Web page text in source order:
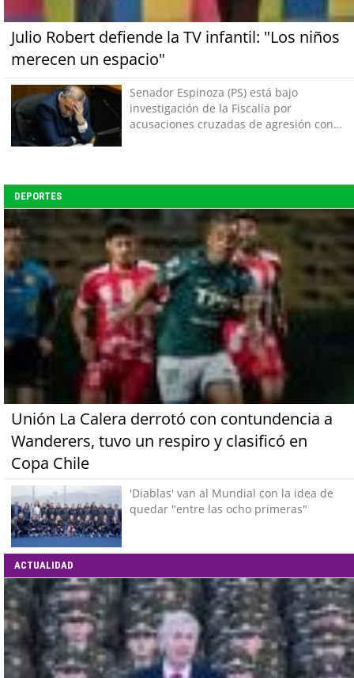
Julio Robert defiende la TV infantil: "Los niños
merecen un espacio"
Senador Espinoza (PS) está bajo
investigación de la Fiscalía por
acusaciones cruzadas de agresión con
DEPORTES
Unión La Calera derrotó con contundencia a
Wanderers, tuvo un respiro y clasificó en
Copa Chile
'Diablas' van al Mundial con la idea de
quedar "entre las ocho primeras"
ACTUALIDAD